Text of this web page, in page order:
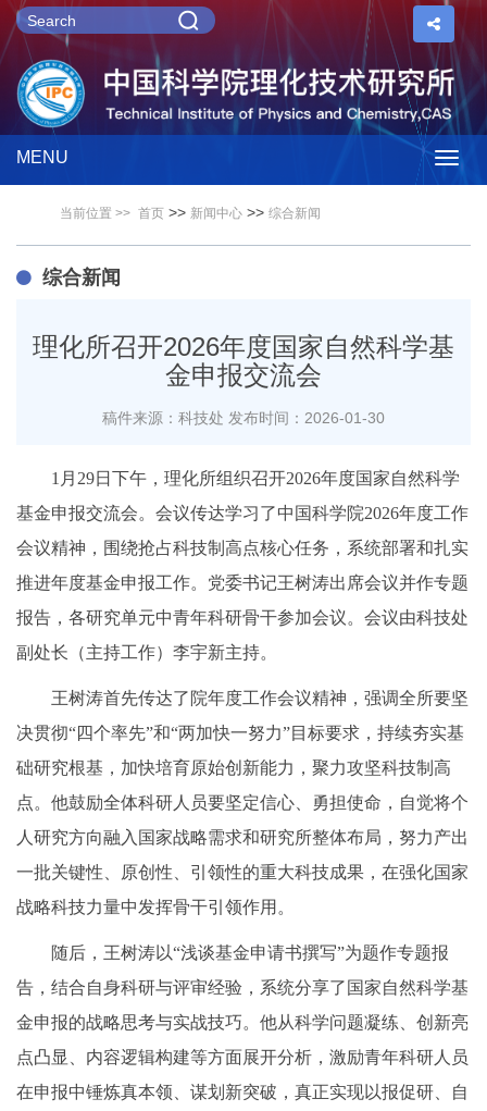
MENU
当前位置 >> 首页 >> 新闻中心 >> 综合新闻
综合新闻
理化所召开2026年度国家自然科学基
金申报交流会
稿件来源：科技处 发布时间：2026-01-30
1月29日下午，理化所组织召开2026年度国家自然科学
基金申报交流会。会议传达学习了中国科学院2026年度工作
会议精神，围绕抢占科技制高点核心任务，系统部署和扎实
推进年度基金申报工作。党委书记王树涛出席会议并作专题
报告，各研究单元中青年科研骨干参加会议。会议由科技处
副处长（主持工作）李宇新主持。
王树涛首先传达了院年度工作会议精神，强调全所要坚
决贯彻“四个率先”和“两加快一努力”目标要求，持续夯实基
础研究根基，加快培育原始创新能力，聚力攻坚科技制高
点。他鼓励全体科研人员要坚定信心、勇担使命，自觉将个
人研究方向融入国家战略需求和研究所整体布局，努力产出
一批关键性、原创性、引领性的重大科技成果，在强化国家
战略科技力量中发挥骨干引领作用。
随后，王树涛以“浅谈基金申请书撰写”为题作专题报
告，结合自身科研与评审经验，系统分享了国家自然科学基
金申报的战略思考与实战技巧。他从科学问题凝练、创新亮
点凸显、内容逻辑构建等方面展开分析，激励青年科研人员
在申报中锤炼真本领、谋划新突破，真正实现以报促研、自